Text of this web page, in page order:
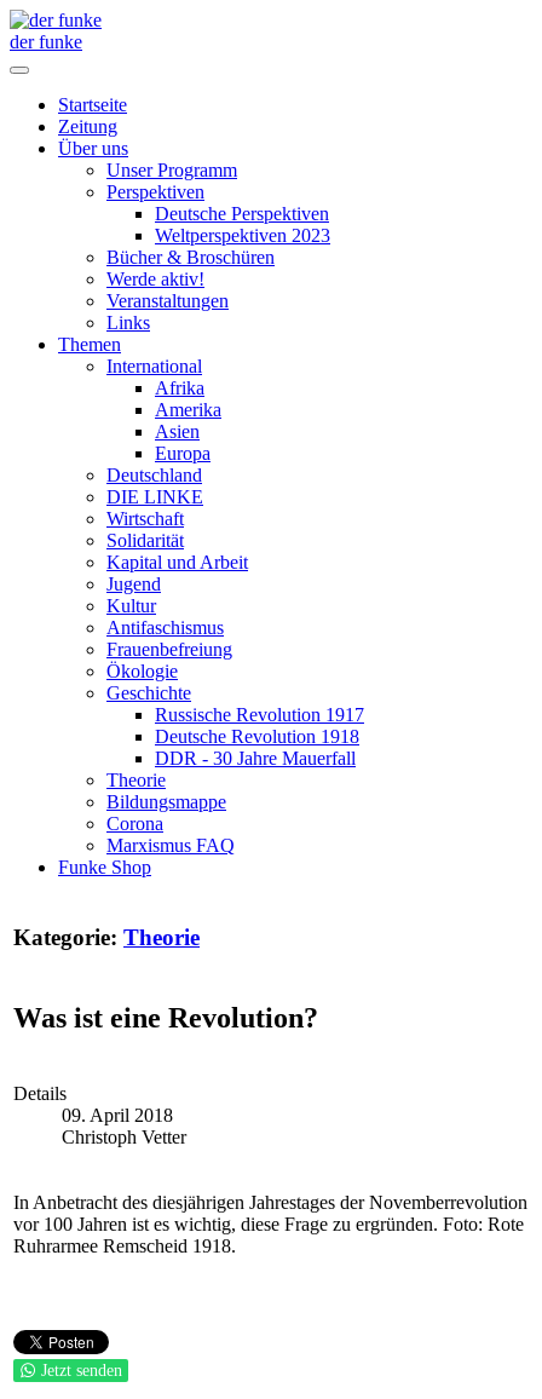
der funke
Startseite
Zeitung
Über uns
Unser Programm
Perspektiven
Deutsche Perspektiven
Weltperspektiven 2023
Bücher & Broschüren
Werde aktiv!
Veranstaltungen
Links
Themen
International
Afrika
Amerika
Asien
Europa
Deutschland
DIE LINKE
Wirtschaft
Solidarität
Kapital und Arbeit
Jugend
Kultur
Antifaschismus
Frauenbefreiung
Ökologie
Geschichte
Russische Revolution 1917
Deutsche Revolution 1918
DDR - 30 Jahre Mauerfall
Theorie
Bildungsmappe
Corona
Marxismus FAQ
Funke Shop
Kategorie: Theorie
Was ist eine Revolution?
Details
09. April 2018
Christoph Vetter
In Anbetracht des diesjährigen Jahrestages der Novemberrevolution
vor 100 Jahren ist es wichtig, diese Frage zu ergründen. Foto: Rote
Ruhrarmee Remscheid 1918.
Jetzt senden